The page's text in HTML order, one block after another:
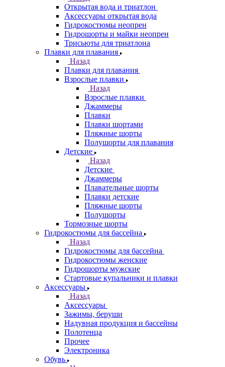
Открытая вода и триатлон
Аксессуары открытая вода
Гидрокостюмы неопрен
Гидрошорты и майки неопрен
Трисьюты для триатлона
Плавки для плавания
Назад
Плавки для плавания
Взрослые плавки
Назад
Взрослые плавки
Джаммеры
Плавки
Плавки шортами
Пляжные шорты
Полушорты для плавания
Детские
Назад
Детские
Джаммеры
Плавательные шорты
Плавки детские
Пляжные шорты
Полушорты
Тормозные шорты
Гидрокостюмы для бассейна
Назад
Гидрокостюмы для бассейна
Гидрокостюмы женские
Гидрошорты мужские
Стартовые купальники и плавки
Аксессуары
Назад
Аксессуары
Зажимы, беруши
Надувная продукция и бассейны
Полотенца
Прочее
Электроника
Обувь